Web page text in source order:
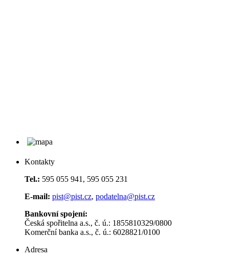
Kontakty
Tel.: 595 055 941, 595 055 231
E-mail: pist@pist.cz, podatelna@pist.cz
Bankovní spojení:
Česká spořitelna a.s., č. ú.: 1855810329/0800
Komerční banka a.s., č. ú.: 6028821/0100
Adresa